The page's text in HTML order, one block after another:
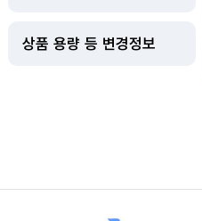
상품 용량 등 변경정보